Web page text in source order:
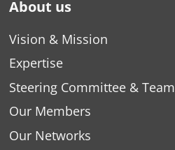
About us
Vision & Mission
Expertise
Steering Committee & Team
Our Members
Our Networks